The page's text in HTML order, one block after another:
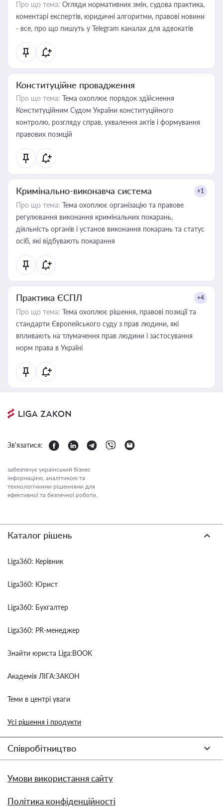
Про що тема: Огляди нормативних змін, судова практика,
коментарі експертів, юридичні алгоритми, правові новини
- все, про що пишуть у Telegram каналах для адвокатів
Конституційне провадження
Про що тема: Тема охоплює порядок здійснення
Конституційним Судом України конституційного
контролю, розгляду справ, ухвалення актів і формування
правових позицій
Кримінально-виконавча система +1
Про що тема: Тема охоплює організацію та правове
регулювання виконання кримінальних покарань,
діяльність органів і установ виконання покарань та статус
осіб, які відбувають покарання
Практика ЄСПЛ +4
Про що тема: Тема охоплює рішення, правові позиції та
стандарти Європейського суду з прав людини, які
впливають на тлумачення прав людини і застосування
норм права в Україні
Зв'язатися:
забезпечує український бізнес
інформацією, аналітикою та
технологічними рішеннями для
ефективної та безпечної роботи.
Каталог рішень
Liga360: Керівник
Liga360: Юрист
Liga360: Бухгалтер
Liga360: PR-менеджер
Знайти юриста Liga:BOOK
Академія ЛІГА:ЗАКОН
Теми в центрі уваги
Усі рішення і продукти
Співробітництво
Умови використання сайту
Політика конфіденційності